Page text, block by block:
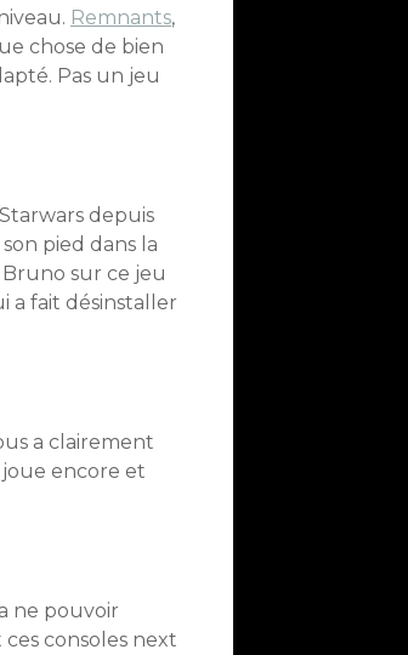
Remnants,
chose de bien
Pas un jeu
depuis
pied dans la
sur ce jeu
a fait désinstaller
a clairement
encore et
ne pouvoir
consoles next